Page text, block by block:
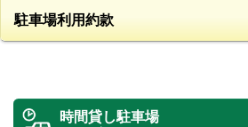
駐車場利用約款
時間貸し駐車場